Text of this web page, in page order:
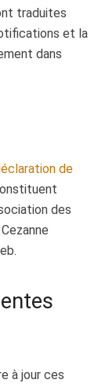
traduites
et la
dans
de
des
à jour ces